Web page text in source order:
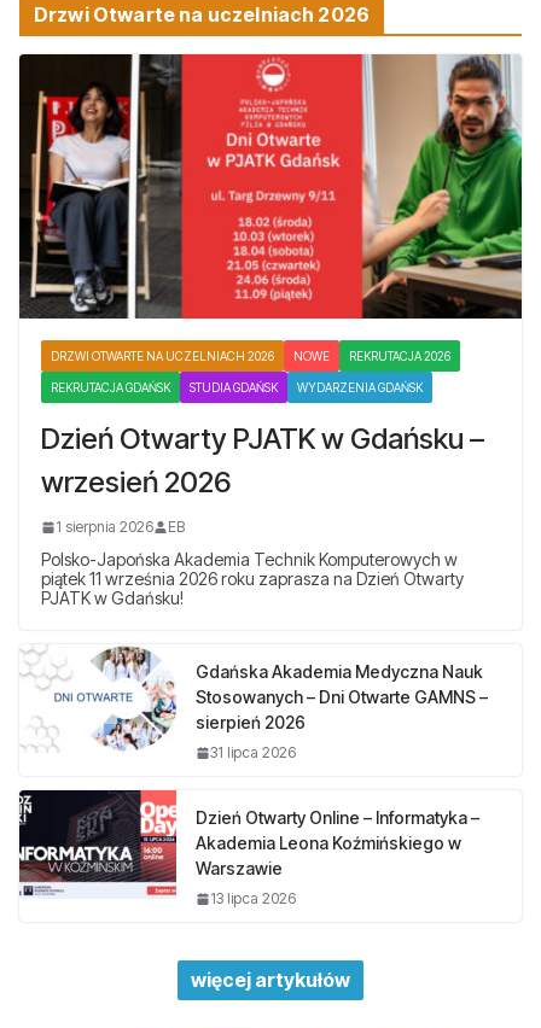
Drzwi Otwarte na uczelniach 2026
DRZWI OTWARTE NA UCZELNIACH 2026 NOWE REKRUTACJA 2026
REKRUTACJA GDAŃSK STUDIA GDAŃSK WYDARZENIA GDAŃSK
Dzień Otwarty PJATK w Gdańsku –
wrzesień 2026
1 sierpnia 2026 EB
Polsko-Japońska Akademia Technik Komputerowych w
piątek 11 września 2026 roku zaprasza na Dzień Otwarty
PJATK w Gdańsku!
Gdańska Akademia Medyczna Nauk
Stosowanych – Dni Otwarte GAMNS –
sierpień 2026
31 lipca 2026
Dzień Otwarty Online – Informatyka –
Akademia Leona Koźmińskiego w
Warszawie
13 lipca 2026
więcej artykułów